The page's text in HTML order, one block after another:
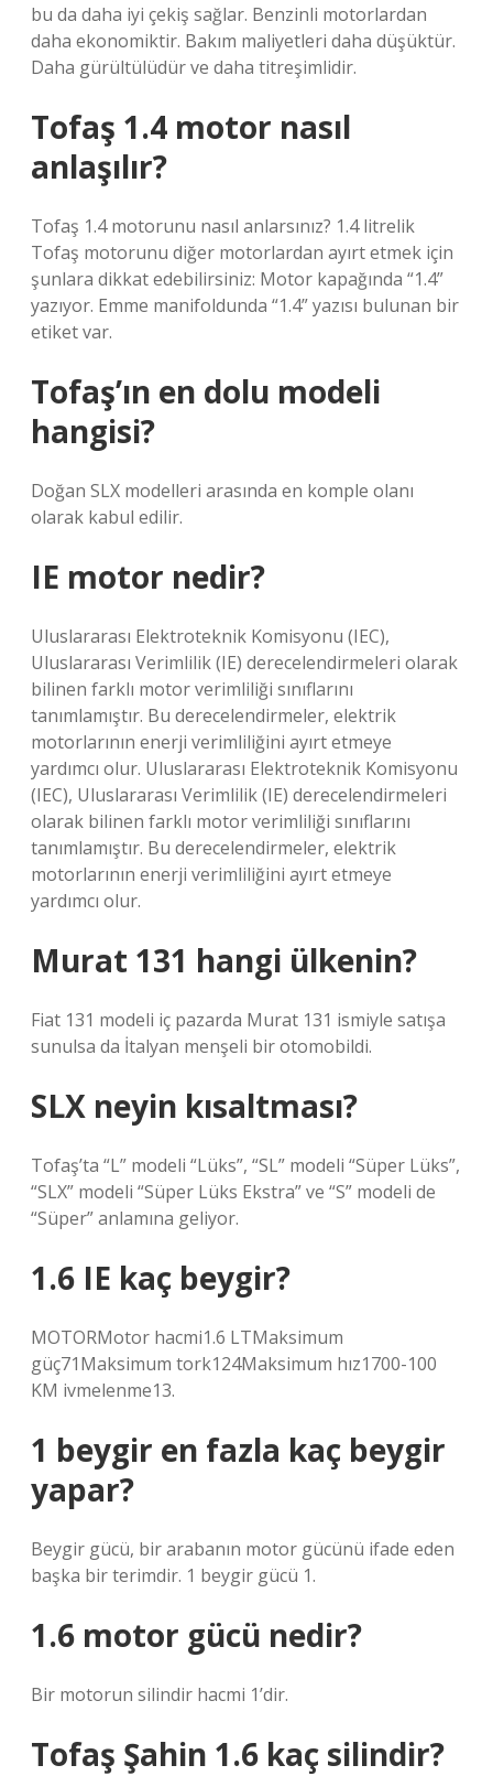
bu da daha iyi çekiş sağlar. Benzinli motorlardan
daha ekonomiktir. Bakım maliyetleri daha düşüktür.
Daha gürültülüdür ve daha titreşimlidir.
Tofaş 1.4 motor nasıl
anlaşılır?
Tofaş 1.4 motorunu nasıl anlarsınız? 1.4 litrelik
Tofaş motorunu diğer motorlardan ayırt etmek için
şunlara dikkat edebilirsiniz: Motor kapağında “1.4”
yazıyor. Emme manifoldunda “1.4” yazısı bulunan bir
etiket var.
Tofaş’ın en dolu modeli
hangisi?
Doğan SLX modelleri arasında en komple olanı
olarak kabul edilir.
IE motor nedir?
Uluslararası Elektroteknik Komisyonu (IEC),
Uluslararası Verimlilik (IE) derecelendirmeleri olarak
bilinen farklı motor verimliliği sınıflarını
tanımlamıştır. Bu derecelendirmeler, elektrik
motorlarının enerji verimliliğini ayırt etmeye
yardımcı olur. Uluslararası Elektroteknik Komisyonu
(IEC), Uluslararası Verimlilik (IE) derecelendirmeleri
olarak bilinen farklı motor verimliliği sınıflarını
tanımlamıştır. Bu derecelendirmeler, elektrik
motorlarının enerji verimliliğini ayırt etmeye
yardımcı olur.
Murat 131 hangi ülkenin?
Fiat 131 modeli iç pazarda Murat 131 ismiyle satışa
sunulsa da İtalyan menşeli bir otomobildi.
SLX neyin kısaltması?
Tofaş’ta “L” modeli “Lüks”, “SL” modeli “Süper Lüks”,
“SLX” modeli “Süper Lüks Ekstra” ve “S” modeli de
“Süper” anlamına geliyor.
1.6 IE kaç beygir?
MOTORMotor hacmi1.6 LTMaksimum
güç71Maksimum tork124Maksimum hız1700-100
KM ivmelenme13.
1 beygir en fazla kaç beygir
yapar?
Beygir gücü, bir arabanın motor gücünü ifade eden
başka bir terimdir. 1 beygir gücü 1.
1.6 motor gücü nedir?
Bir motorun silindir hacmi 1’dir.
Tofaş Şahin 1.6 kaç silindir?